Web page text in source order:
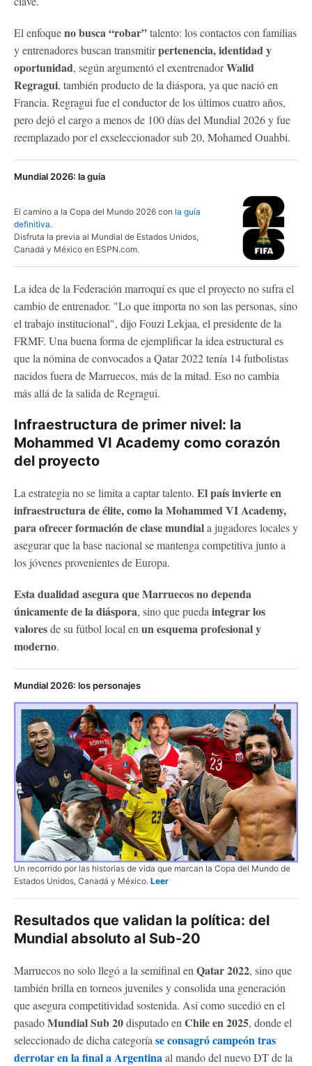
El enfoqueno busca “robar”talento: los contactos con familias
y entrenadores buscan transmitirpertenencia, identidad y
oportunidad, según argumentó el exentrenadorWalid
Regragui, también producto de la diáspora, ya que nació en
Francia. Regragui fue el conductor de los últimos cuatro años,
pero dejó el cargo a menos de 100 días del Mundial 2026 y fue
reemplazado por el exseleccionador sub 20, Mohamed Ouahbi.
Mundial 2026: la guía
El camino a la Copa del Mundo 2026 con la guía
definitiva.
Disfruta la previa al Mundial de Estados Unidos,
Canadá y México en ESPN.com.
La idea de la Federación marroquí es que el proyecto no sufra el
cambio de entrenador. "Lo que importa no son las personas, sino
el trabajo institucional", dijo Fouzi Lekjaa, el presidente de la
FRMF. Una buena forma de ejemplificar la idea estructural es
que la nómina de convocados a Qatar 2022 tenía 14 futbolistas
nacidos fuera de Marruecos, más de la mitad. Eso no cambia
más allá de la salida de Regragui.
Infraestructura de primer nivel: la
Mohammed VI Academy como corazón
del proyecto
La estrategia no se limita a captar talento. El país invierte en
infraestructura de élite, como la Mohammed VI Academy,
para ofrecer formación de clase mundiala jugadores locales y
asegurar que la base nacional se mantenga competitiva junto a
los jóvenes provenientes de Europa.
Esta dualidad asegura que Marruecos no dependa
únicamente de la diáspora, sino que puedaintegrar los
valoresde su fútbol local enun esquema profesional y
moderno.
Mundial 2026: los personajes
Un recorrido por las historias de vida que marcan la Copa del Mundo de
Estados Unidos, Canadá y México. Leer
Resultados que validan la política: del
Mundial absoluto al Sub-20
Marruecos no solo llegó a la semifinal en Qatar 2022, sino que
también brilla en torneos juveniles y consolida una generación
que asegura competitividad sostenida. Así como sucedió en el
pasadoMundial Sub 20disputado en Chile en 2025, donde el
seleccionado de dicha categoría se consagró campeón tras
derrotar en la final a Argentinaal mando del nuevo DT de la